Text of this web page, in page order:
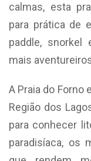
calmas, esta
para prática de
paddle,
mais
A Praia do Forno
Região dos
para conhecer
paradisíaca, os